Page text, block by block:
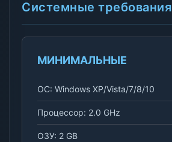
Системные требования
МИНИМАЛЬНЫЕ
ОС: Windows XP/Vista/7/8/10
Процессор: 2.0 GHz
ОЗУ: 2 GB